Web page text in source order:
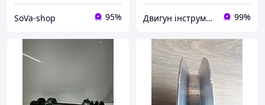
SoVa-shop 95% Двигун інструмент 99%